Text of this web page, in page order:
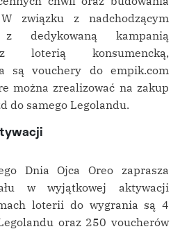
związku z nadchodzącym
dedykowaną kampanią
loterią konsumencką,
są vouchery do empik.com
można zrealizować na zakup
do samego Legolandu.
Dnia Ojca Oreo zaprasza
w wyjątkowej aktywacji
loterii do wygrania są 4
oraz 250 voucherów